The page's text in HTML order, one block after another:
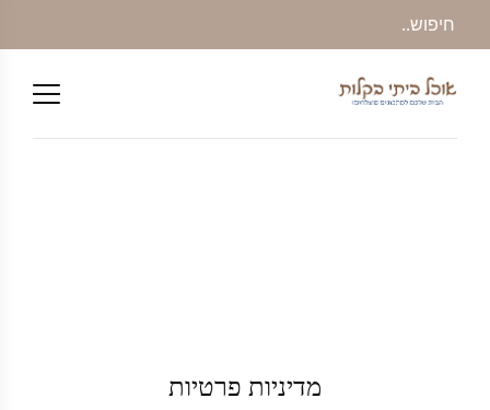
מדיניות פרטיות